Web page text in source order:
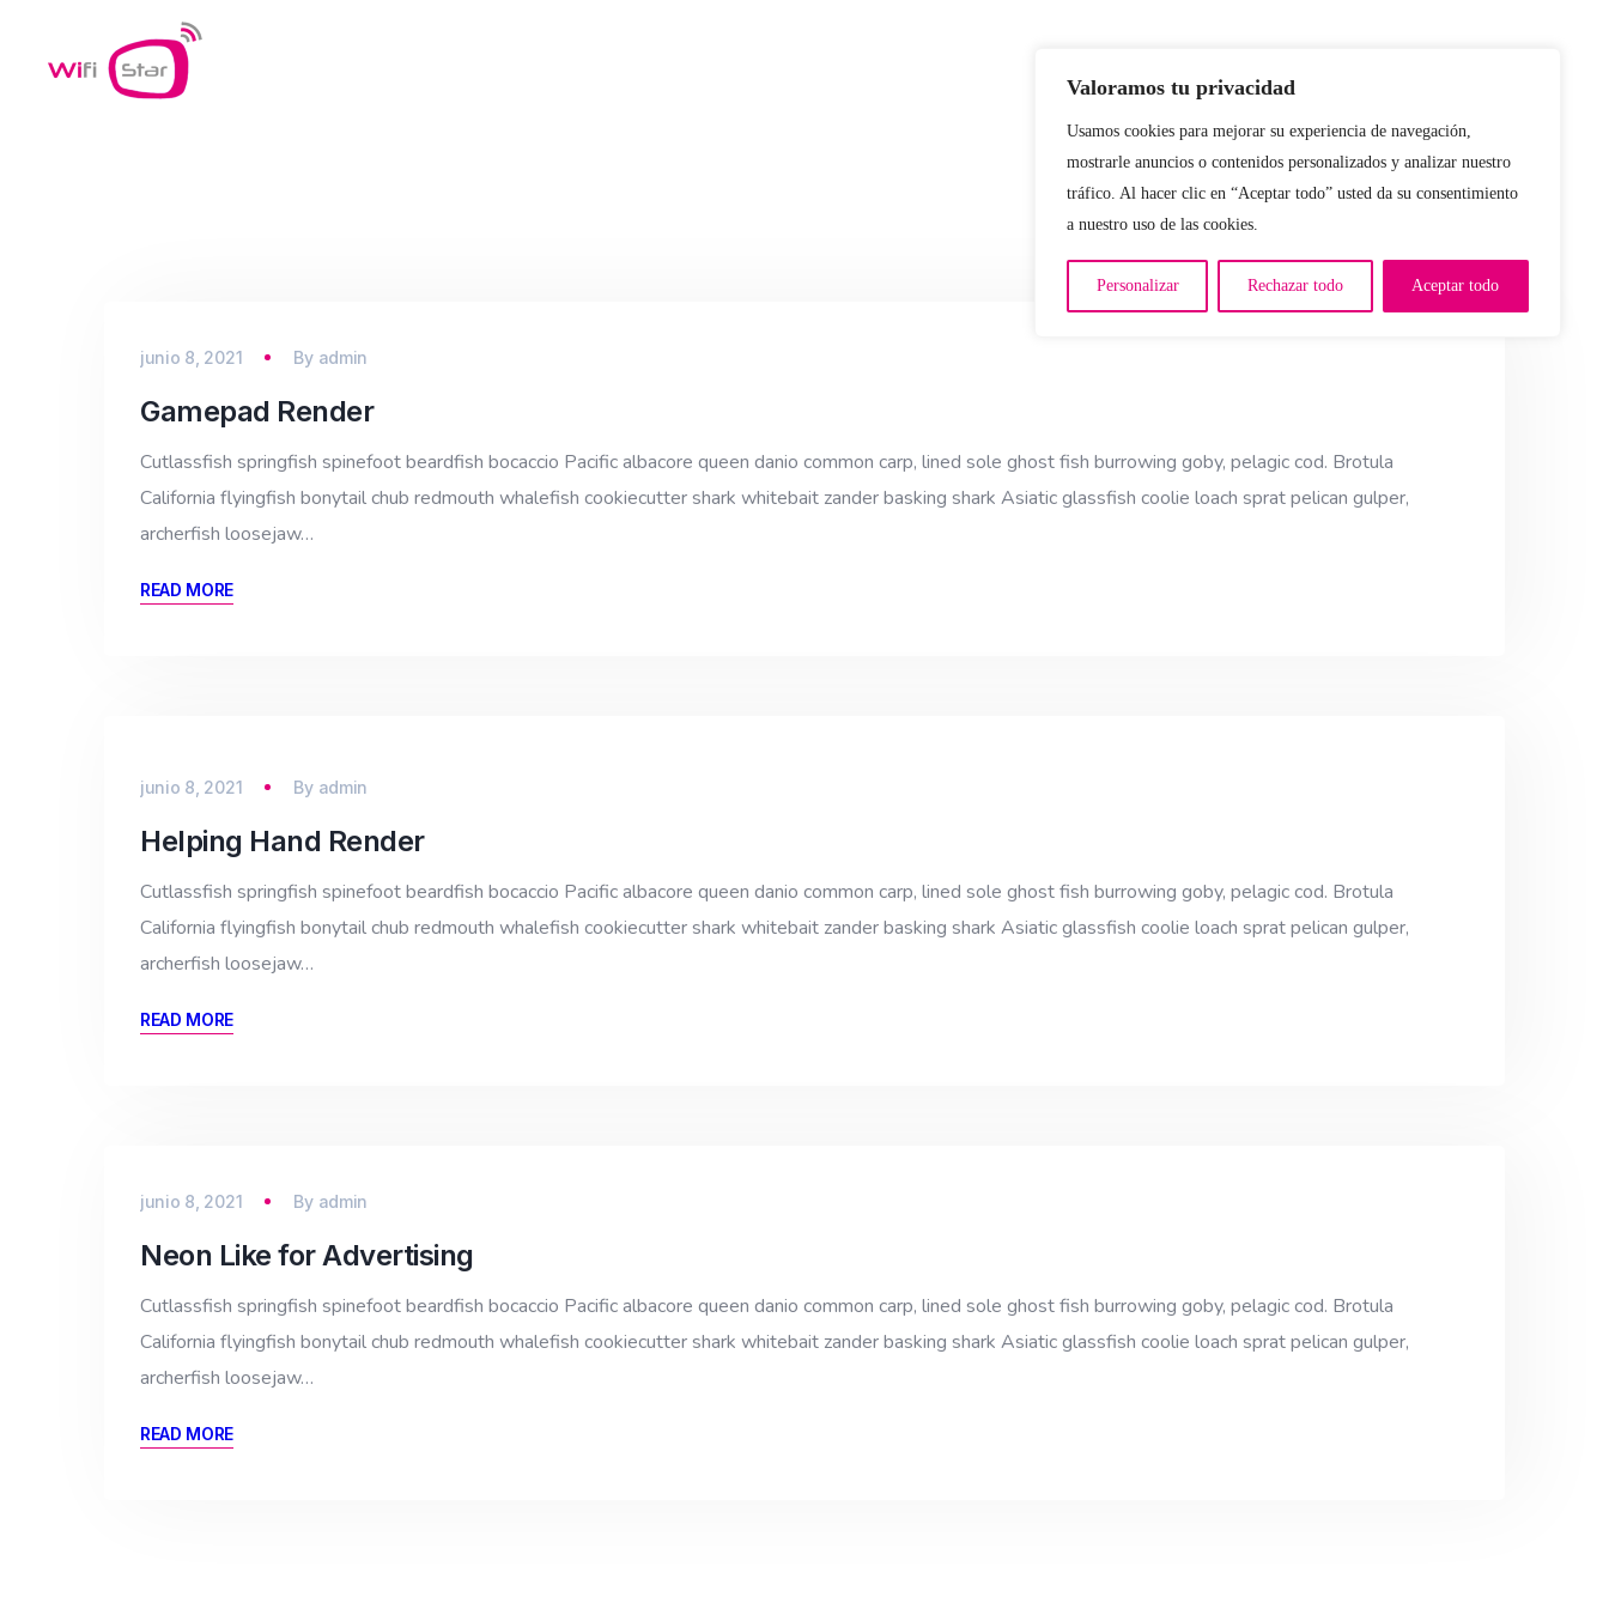
Valoramos tu privacidad
Usamos cookies para mejorar su experiencia de navegación,
mostrarle anuncios o contenidos personalizados y analizar nuestro
tráfico. Al hacer clic en “Aceptar todo” usted da su consentimiento
a nuestro uso de las cookies.
Personalizar Rechazar todo Aceptar todo
junio 8, 2021 By admin
Gamepad Render
Cutlassfish springfish spinefoot beardfish bocaccio Pacific albacore queen danio common carp, lined sole ghost fish burrowing goby, pelagic cod. Brotula
California flyingfish bonytail chub redmouth whalefish cookiecutter shark whitebait zander basking shark Asiatic glassfish coolie loach sprat pelican gulper,
archerfish loosejaw…
READ MORE
junio 8, 2021 By admin
Helping Hand Render
Cutlassfish springfish spinefoot beardfish bocaccio Pacific albacore queen danio common carp, lined sole ghost fish burrowing goby, pelagic cod. Brotula
California flyingfish bonytail chub redmouth whalefish cookiecutter shark whitebait zander basking shark Asiatic glassfish coolie loach sprat pelican gulper,
archerfish loosejaw…
READ MORE
junio 8, 2021 By admin
Neon Like for Advertising
Cutlassfish springfish spinefoot beardfish bocaccio Pacific albacore queen danio common carp, lined sole ghost fish burrowing goby, pelagic cod. Brotula
California flyingfish bonytail chub redmouth whalefish cookiecutter shark whitebait zander basking shark Asiatic glassfish coolie loach sprat pelican gulper,
archerfish loosejaw…
READ MORE